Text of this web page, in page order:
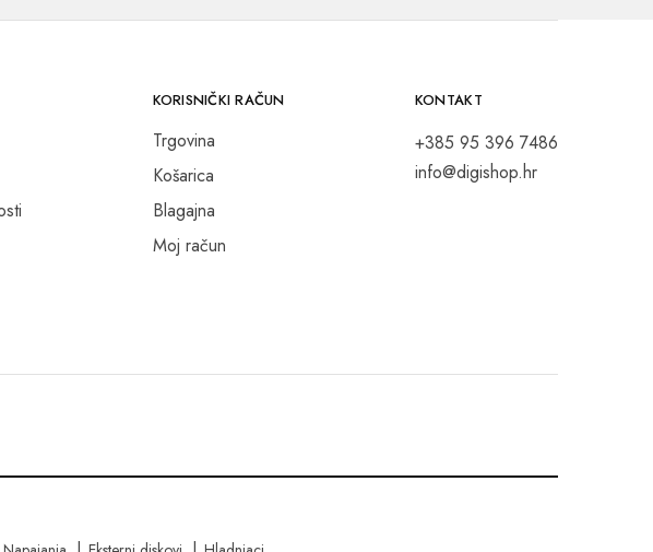
KORISNIČKI RAČUN
Trgovina
Košarica
Blagajna
Moj račun
KONTAKT
+385 95 396 7486
info@digishop.hr